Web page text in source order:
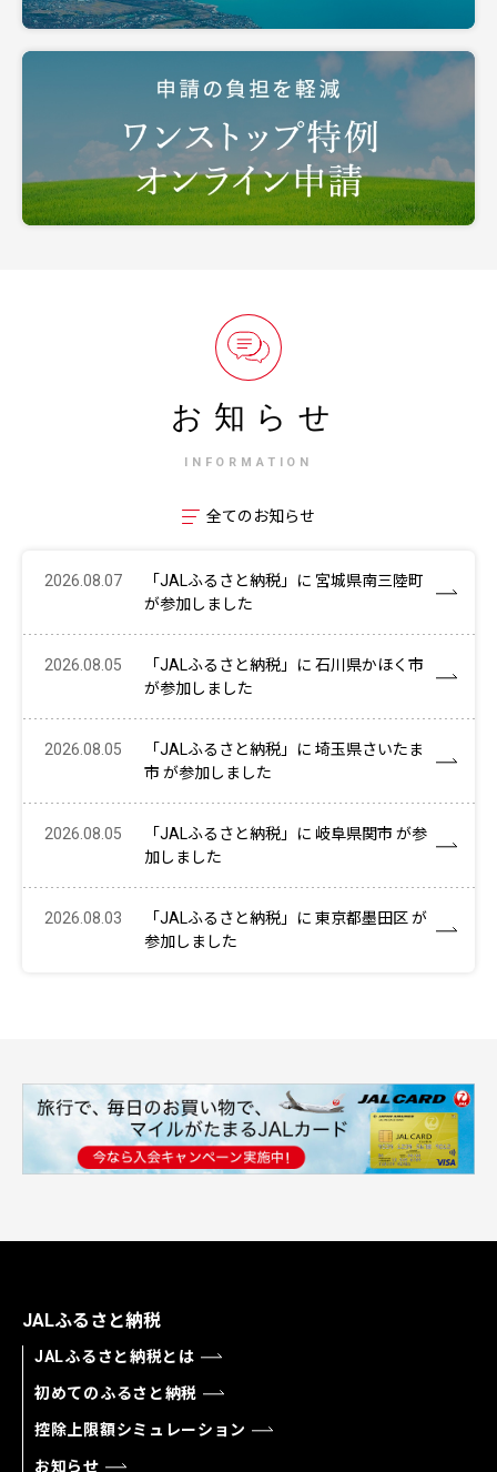
お知らせ
INFORMATION
全てのお知らせ
2026.08.07
「JALふるさと納税」に 宮城県南三陸町
が参加しました
2026.08.05
「JALふるさと納税」に 石川県かほく市
が参加しました
2026.08.05
「JALふるさと納税」に 埼玉県さいたま
市 が参加しました
2026.08.05
「JALふるさと納税」に 岐阜県関市 が参
加しました
2026.08.03
「JALふるさと納税」に 東京都墨田区 が
参加しました
JALふるさと納税
JALふるさと納税とは
初めてのふるさと納税
控除上限額シミュレーション
お知らせ